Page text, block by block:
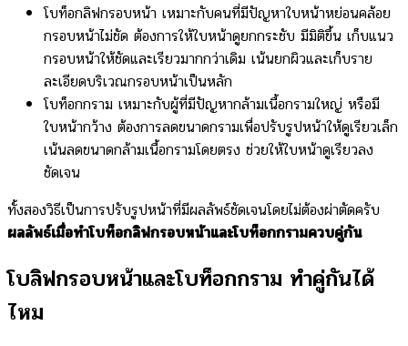
โบท็อกลิฟกรอบหน้า เหมาะกับคนที่มีปัญหาใบหน้าหย่อนคล้อย
กรอบหน้าไม่ชัด ต้องการให้ใบหน้าดูยกกระชับ มีมิติขึ้น เก็บแนว
กรอบหน้าให้ชัดและเรียวมากกว่าเดิม เน้นยกผิวและเก็บราย
ละเอียดบริเวณกรอบหน้าเป็นหลัก
โบท็อกกราม เหมาะกับผู้ที่มีปัญหากล้ามเนื้อกรามใหญ่ หรือมี
ใบหน้ากว้าง ต้องการลดขนาดกรามเพื่อปรับรูปหน้าให้ดูเรียวเล็ก
เน้นลดขนาดกล้ามเนื้อกรามโดยตรง ช่วยให้ใบหน้าดูเรียวลง
ชัดเจน
ทั้งสองวิธีเป็นการปรับรูปหน้าที่มีผลลัพธ์ชัดเจนโดยไม่ต้องผ่าตัดครับ
ผลลัพธ์เมื่อทำโบท็อกลิฟกรอบหน้าและโบท็อกกรามควบคู่กัน
โบลิฟกรอบหน้าและโบท็อกกราม ทำคู่กันได้
ไหม